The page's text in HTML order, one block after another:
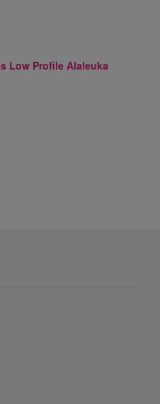
Low Profile Alaleuka